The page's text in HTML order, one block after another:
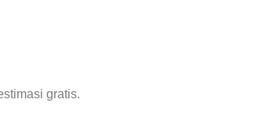
gratis.